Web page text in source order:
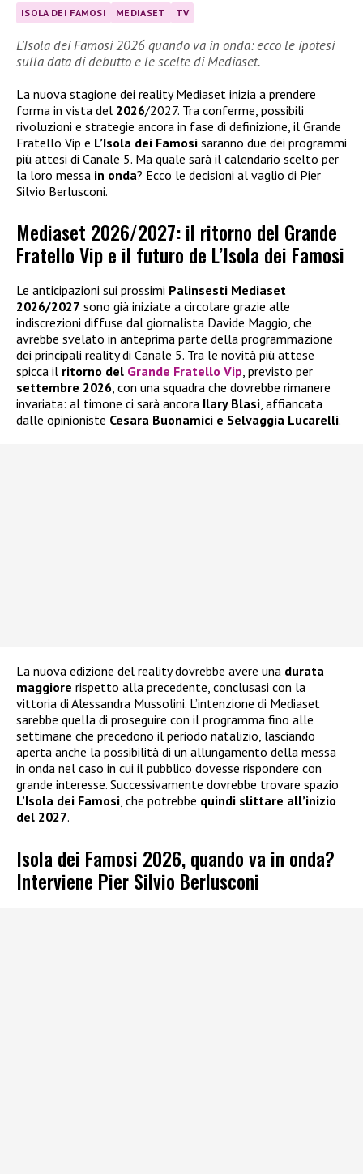
ISOLA DEI FAMOSI MEDIASET TV
L’Isola dei Famosi 2026 quando va in onda: ecco le ipotesi
sulla data di debutto e le scelte di Mediaset.
La nuova stagione dei reality Mediaset inizia a prendere
forma in vista del 2026/2027. Tra conferme, possibili
rivoluzioni e strategie ancora in fase di definizione, il Grande
Fratello Vip e L’Isola dei Famosi saranno due dei programmi
più attesi di Canale 5. Ma quale sarà il calendario scelto per
la loro messa in onda? Ecco le decisioni al vaglio di Pier
Silvio Berlusconi.
Mediaset 2026/2027: il ritorno del Grande
Fratello Vip e il futuro de L’Isola dei Famosi
Le anticipazioni sui prossimi Palinsesti Mediaset
2026/2027 sono già iniziate a circolare grazie alle
indiscrezioni diffuse dal giornalista Davide Maggio, che
avrebbe svelato in anteprima parte della programmazione
dei principali reality di Canale 5. Tra le novità più attese
spicca il ritorno del Grande Fratello Vip, previsto per
settembre 2026, con una squadra che dovrebbe rimanere
invariata: al timone ci sarà ancora Ilary Blasi, affiancata
dalle opinioniste Cesara Buonamici e Selvaggia Lucarelli.
La nuova edizione del reality dovrebbe avere una durata
maggiore rispetto alla precedente, conclusasi con la
vittoria di Alessandra Mussolini. L’intenzione di Mediaset
sarebbe quella di proseguire con il programma fino alle
settimane che precedono il periodo natalizio, lasciando
aperta anche la possibilità di un allungamento della messa
in onda nel caso in cui il pubblico dovesse rispondere con
grande interesse. Successivamente dovrebbe trovare spazio
L’Isola dei Famosi, che potrebbe quindi slittare all’inizio
del 2027.
Isola dei Famosi 2026, quando va in onda?
Interviene Pier Silvio Berlusconi